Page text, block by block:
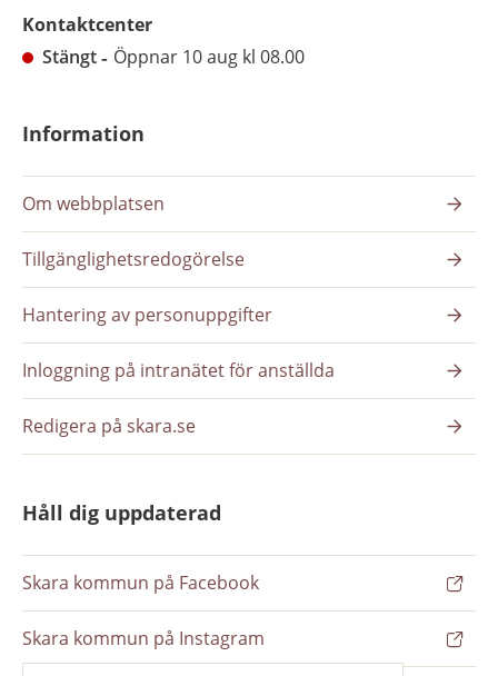
Kontaktcenter
Stängt
Öppnar 10 aug kl 08.00
Information
Om webbplatsen
Tillgänglighetsredogörelse
Hantering av personuppgifter
Inloggning på intranätet för anställda
Redigera på skara.se
Håll dig uppdaterad
Skara kommun på Facebook
Skara kommun på Instagram